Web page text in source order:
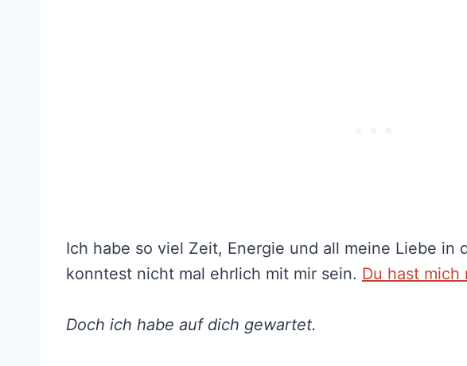
Ich habe so viel Zeit, Energie und all meine Liebe in
konntest nicht mal ehrlich mit mir sein. Du hast mich
Doch ich habe auf dich gewartet.